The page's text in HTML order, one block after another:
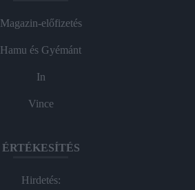
Magazin-előfizetés
Hamu és Gyémánt
In
Vince
ÉRTÉKESÍTÉS
Hirdetés: